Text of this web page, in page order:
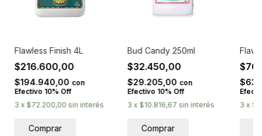
Flawless Finish 4L
$216.600,00
$194.940,00 con
Efectivo 10% Off
3 x $72.200,00 sin interés
Bud Candy 250ml
$32.450,00
$29.205,00 con
Efectivo 10% Off
3 x $10.816,67 sin interés
3 x